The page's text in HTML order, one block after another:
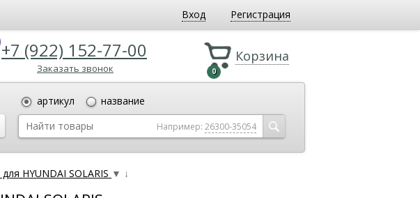
Вход Регистрация
Корзина
0
+7 (922) 152-77-00
Заказать звонок
артикул название
Например: 26300-35054
HYUNDAI SOLARIS ▼ ↓